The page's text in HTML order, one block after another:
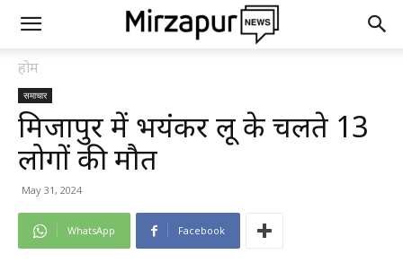
होम
समाचार
मिर्जापुर में भयंकर लू के चलते 13
लोगों की मौत
May 31, 2024
WhatsApp Facebook